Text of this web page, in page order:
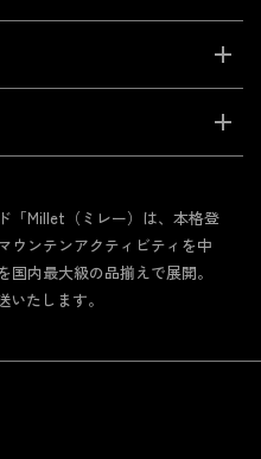
「Millet（ミレー）は、本格登
ウンテンアクティビティを中
内最大級の品揃えで展開。
たします。